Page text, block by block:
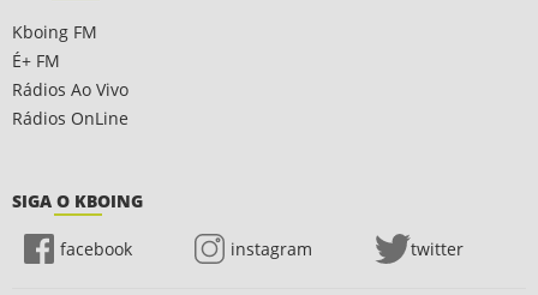
Kboing FM
É+ FM
Rádios Ao Vivo
Rádios OnLine
SIGA O KBOING
facebook instagram twitter